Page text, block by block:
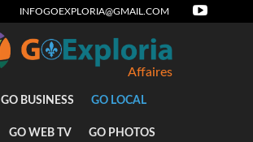
INFOGOEXPLORIA@GMAIL.COM
Affaires
GO BUSINESS GO LOCAL
GO WEB TV GO PHOTOS